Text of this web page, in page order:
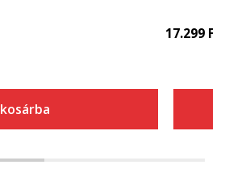
kosárba
17.299 Ft